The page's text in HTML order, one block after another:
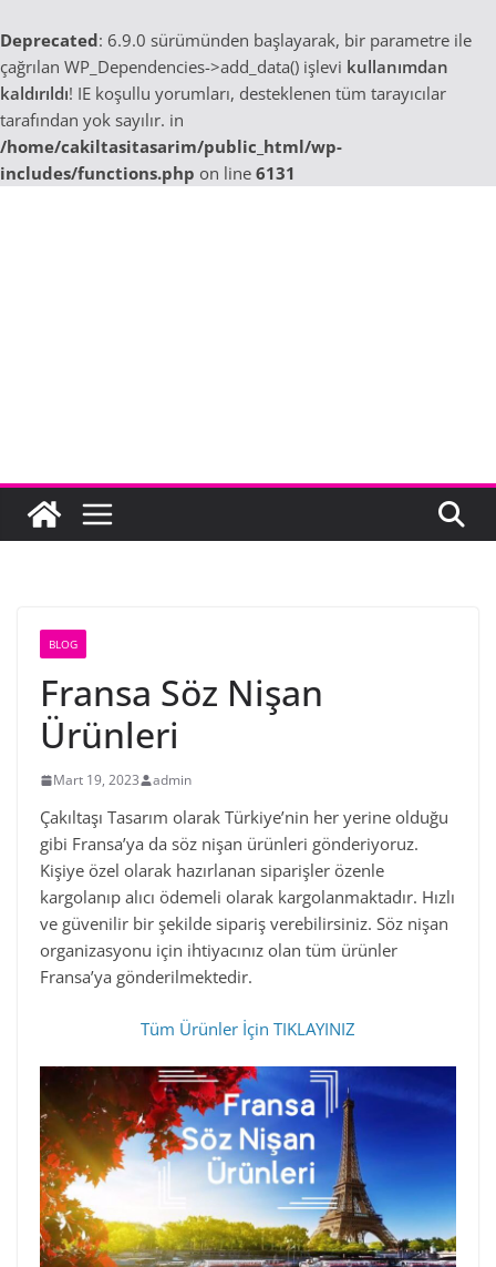
Deprecated: 6.9.0 sürümünden başlayarak, bir parametre ile
çağrılan WP_Dependencies->add_data() işlevi kullanımdan
kaldırıldı! IE koşullu yorumları, desteklenen tüm tarayıcılar
tarafından yok sayılır. in
/home/cakiltasitasarim/public_html/wp-
includes/functions.php on line 6131
BLOG
Fransa Söz Nişan
Ürünleri
Mart 19, 2023 admin
Çakıltaşı Tasarım olarak Türkiye’nin her yerine olduğu
gibi Fransa’ya da söz nişan ürünleri gönderiyoruz.
Kişiye özel olarak hazırlanan siparişler özenle
kargolanıp alıcı ödemeli olarak kargolanmaktadır. Hızlı
ve güvenilir bir şekilde sipariş verebilirsiniz. Söz nişan
organizasyonu için ihtiyacınız olan tüm ürünler
Fransa’ya gönderilmektedir.
Tüm Ürünler İçin TIKLAYINIZ